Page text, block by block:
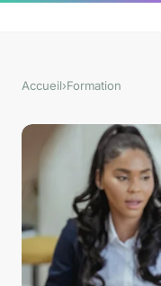
Accueil›Formation